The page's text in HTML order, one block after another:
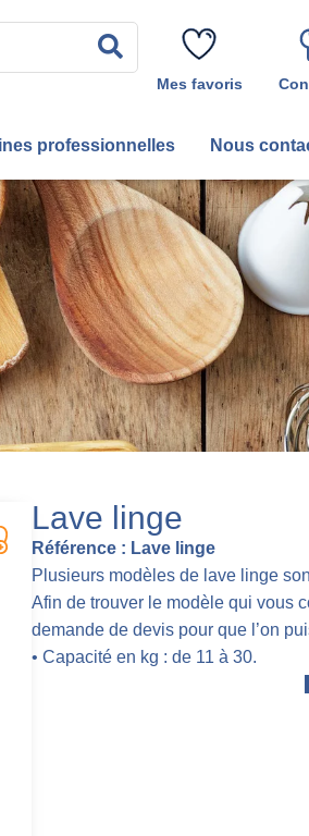
Rechercher
Mes favoris
professionnelles Nous
Lave linge
Référence : Lave linge
Plusieurs modèles de lave linge
Afin de trouver le modèle qui vous
demande de devis pour que l’on
• Capacité en kg : de 11 à 30.